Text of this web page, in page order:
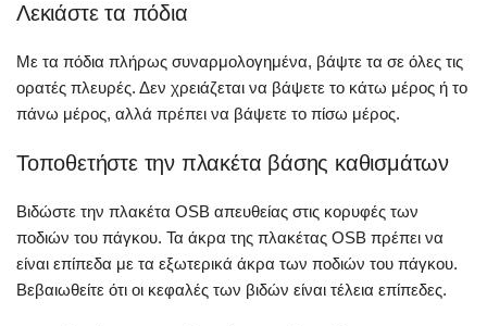
Λεκιάστε τα πόδια
Με τα πόδια πλήρως συναρμολογημένα, βάψτε τα σε όλες τις
ορατές πλευρές. Δεν χρειάζεται να βάψετε το κάτω μέρος ή το
πάνω μέρος, αλλά πρέπει να βάψετε το πίσω μέρος.
Τοποθετήστε την πλακέτα βάσης καθισμάτων
Βιδώστε την πλακέτα OSB απευθείας στις κορυφές των
ποδιών του πάγκου. Τα άκρα της πλακέτας OSB πρέπει να
είναι επίπεδα με τα εξωτερικά άκρα των ποδιών του πάγκου.
Βεβαιωθείτε ότι οι κεφαλές των βιδών είναι τέλεια επίπεδες.